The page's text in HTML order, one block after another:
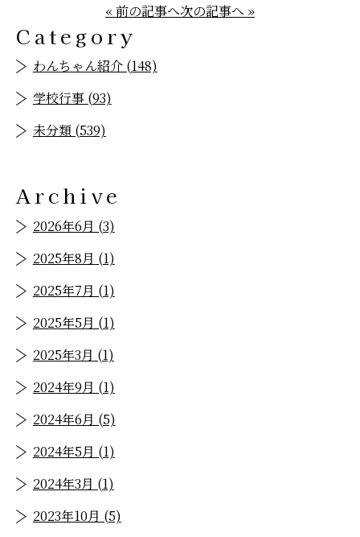
« 前の記事へ次の記事へ »
Category
わんちゃん紹介 (148)
学校行事 (93)
未分類 (539)
Archive
2026年6月 (3)
2025年8月 (1)
2025年7月 (1)
2025年5月 (1)
2025年3月 (1)
2024年9月 (1)
2024年6月 (5)
2024年5月 (1)
2024年3月 (1)
2023年10月 (5)